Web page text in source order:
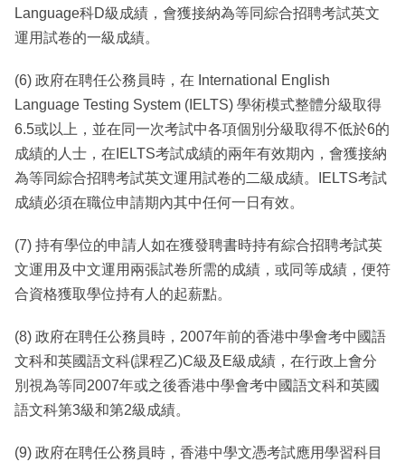
Language科D級成績，會獲接納為等同綜合招聘考試英文
運用試卷的一級成績。
(6) 政府在聘任公務員時，在 International English
Language Testing System (IELTS) 學術模式整體分級取得
6.5或以上，並在同一次考試中各項個別分級取得不低於6的
成績的人士，在IELTS考試成績的兩年有效期內，會獲接納
為等同綜合招聘考試英文運用試卷的二級成績。IELTS考試
成績必須在職位申請期內其中任何一日有效。
(7) 持有學位的申請人如在獲發聘書時持有綜合招聘考試英
文運用及中文運用兩張試卷所需的成績，或同等成績，便符
合資格獲取學位持有人的起薪點。
(8) 政府在聘任公務員時，2007年前的香港中學會考中國語
文科和英國語文科(課程乙)C級及E級成績，在行政上會分
別視為等同2007年或之後香港中學會考中國語文科和英國
語文科第3級和第2級成績。
(9) 政府在聘任公務員時，香港中學文憑考試應用學習科目